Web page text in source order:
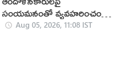
సంయమనంతో వ్యవహరించండి:
సుప్రీంకోర్టు
Aug 05, 2026, 11:08 IST